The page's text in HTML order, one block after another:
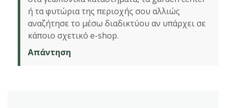
ή τα φυτώρια της περιοχής σου αλλιώς
αναζήτησε το μέσω διαδικτύου αν υπάρχει σε
κάποιο σχετικό e-shop.
Απάντηση